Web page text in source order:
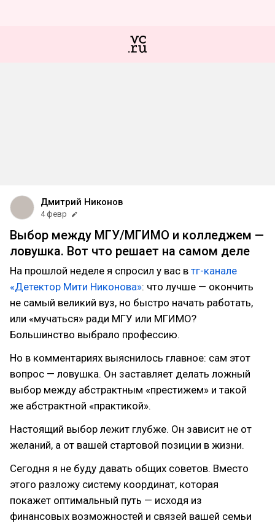
Дмитрий Никонов
4 февр
Выбор между МГУ/МГИМО и колледжем —
ловушка. Вот что решает на самом деле
На прошлой неделе я спросил у вас в тг-канале
«Детектор Мити Никонова»: что лучше — окончить
не самый великий вуз, но быстро начать работать,
или «мучаться» ради МГУ или МГИМО?
Большинство выбрало профессию.
Но в комментариях выяснилось главное: сам этот
вопрос — ловушка. Он заставляет делать ложный
выбор между абстрактным «престижем» и такой
же абстрактной «практикой».
Настоящий выбор лежит глубже. Он зависит не от
желаний, а от вашей стартовой позиции в жизни.
Сегодня я не буду давать общих советов. Вместо
этого разложу систему координат, которая
покажет оптимальный путь — исходя из
финансовых возможностей и связей вашей семьи